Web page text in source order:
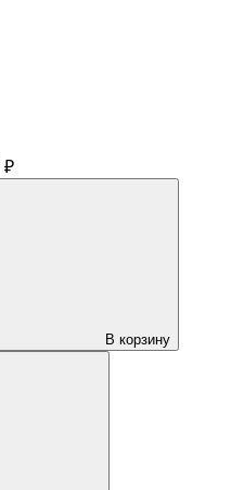
₽
В корзину